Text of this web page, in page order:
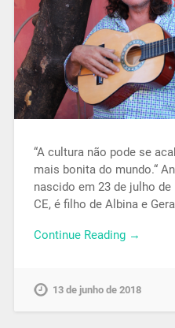
“A cultura não pode se
mais bonita do mundo.“
nascido em 23 de julho de
CE, é filho de Albina e
Continue Reading →
13 de junho de 2018